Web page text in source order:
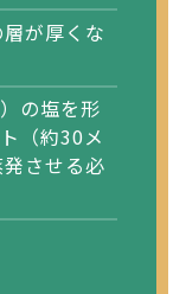
が厚くな
の塩を形
（約30メ
させる必